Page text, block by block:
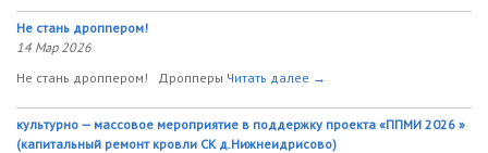
Не стань дроппером!
14 Мар 2026
Не стань дроппером! Дропперы Читать далее →
культурно — массовое мероприятие в поддержку проекта «ППМИ 2026 »
(капитальный ремонт кровли СК д.Нижнеидрисово)